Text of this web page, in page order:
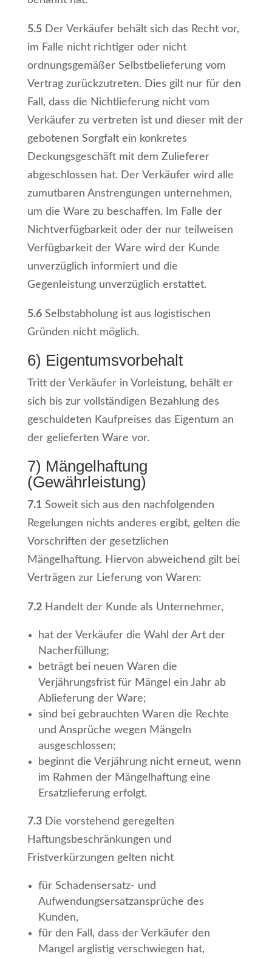
5.5Der Verkäufer behält sich das Recht vor,
im Falle nicht richtiger oder nicht
ordnungsgemäßer Selbstbelieferung vom
Vertrag zurückzutreten. Dies gilt nur für den
Fall, dass die Nichtlieferung nicht vom
Verkäufer zu vertreten ist und dieser mit der
gebotenen Sorgfalt ein konkretes
Deckungsgeschäft mit dem Zulieferer
abgeschlossen hat. Der Verkäufer wird alle
zumutbaren Anstrengungen unternehmen,
um die Ware zu beschaffen. Im Falle der
Nichtverfügbarkeit oder der nur teilweisen
Verfügbarkeit der Ware wird der Kunde
unverzüglich informiert und die
Gegenleistung unverzüglich erstattet.
5.6Selbstabholung ist aus logistischen
Gründen nicht möglich.
6) Eigentumsvorbehalt
Tritt der Verkäufer in Vorleistung, behält er
sich bis zur vollständigen Bezahlung des
geschuldeten Kaufpreises das Eigentum an
der gelieferten Ware vor.
7) Mängelhaftung
(Gewährleistung)
7.1Soweit sich aus den nachfolgenden
Regelungen nichts anderes ergibt, gelten die
Vorschriften der gesetzlichen
Mängelhaftung. Hiervon abweichend gilt bei
Verträgen zur Lieferung von Waren:
7.2Handelt der Kunde als Unternehmer,
hat der Verkäufer die Wahl der Art der
Nacherfüllung;
beträgt bei neuen Waren die
Verjährungsfrist für Mängel ein Jahr ab
Ablieferung der Ware;
sind bei gebrauchten Waren die Rechte
und Ansprüche wegen Mängeln
ausgeschlossen;
beginnt die Verjährung nicht erneut, wenn
im Rahmen der Mängelhaftung eine
Ersatzlieferung erfolgt.
7.3Die vorstehend geregelten
Haftungsbeschränkungen und
Fristverkürzungen gelten nicht
für Schadensersatz- und
Aufwendungsersatzansprüche des
Kunden,
für den Fall, dass der Verkäufer den
Mangel arglistig verschwiegen hat,